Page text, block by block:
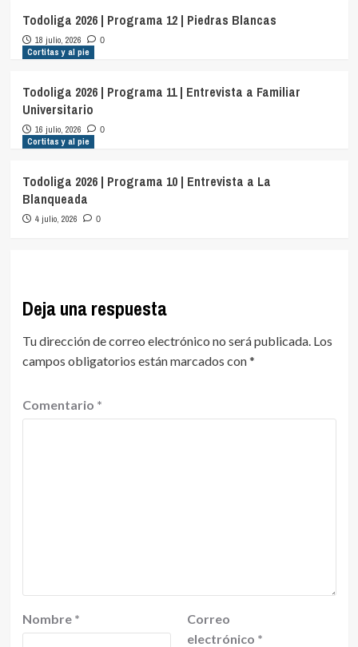
Todoliga 2026 | Programa 12 | Piedras Blancas
18 julio, 2026 0
Cortitas y al pie
Todoliga 2026 | Programa 11 | Entrevista a Familiar
Universitario
16 julio, 2026 0
Cortitas y al pie
Todoliga 2026 | Programa 10 | Entrevista a La
Blanqueada
4 julio, 2026 0
Deja una respuesta
Tu dirección de correo electrónico no será publicada. Los
campos obligatorios están marcados con*
Comentario *
Nombre *
Correo
electrónico *